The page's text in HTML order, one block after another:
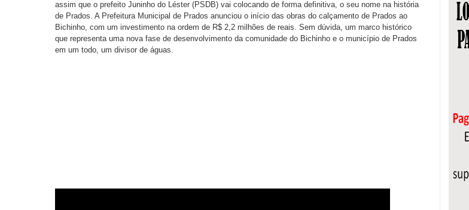
assim que o prefeito Juninho do Léster (PSDB) vai colocando de forma definitiva, o seu nome na história
de Prados. A Prefeitura Municipal de Prados anunciou o início das obras do calçamento de Prados ao
Bichinho, com um investimento na ordem de R$ 2,2 milhões de reais. Sem dúvida, um marco histórico
que representa uma nova fase de desenvolvimento da comunidade do Bichinho e o município de Prados
em um todo, um divisor de águas.